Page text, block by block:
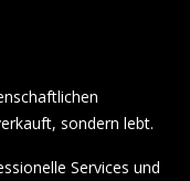
sondern lebt.
Services und